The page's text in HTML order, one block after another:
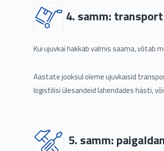
4. samm: transport
Kui ujuvkai hakkab valmis saama, võtab
Aastate jooksul oleme ujuvkaisid
logistilisi ülesandeid lahendades hästi,
5. samm: